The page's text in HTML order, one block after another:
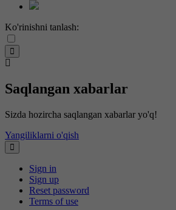
Ko'rinishni tanlash:
Saqlangan xabarlar
Sizda hozircha saqlangan xabarlar yo'q!
Yangiliklarni o'qish
Sign in
Sign up
Reset password
Terms of use